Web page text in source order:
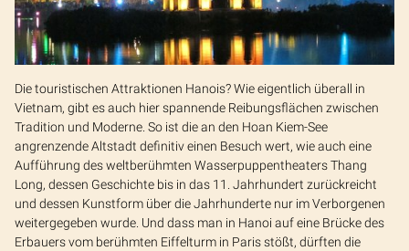
Die touristischen Attraktionen Hanois? Wie eigentlich überall in
Vietnam, gibt es auch hier spannende Reibungsflächen zwischen
Tradition und Moderne. So ist die an den Hoan Kiem-See
angrenzende Altstadt definitiv einen Besuch wert, wie auch eine
Aufführung des weltberühmten Wasserpuppentheaters Thang
Long, dessen Geschichte bis in das 11. Jahrhundert zurückreicht
und dessen Kunstform über die Jahrhunderte nur im Verborgenen
weitergegeben wurde. Und dass man in Hanoi auf eine Brücke des
Erbauers vom berühmten Eiffelturm in Paris stößt, dürften die